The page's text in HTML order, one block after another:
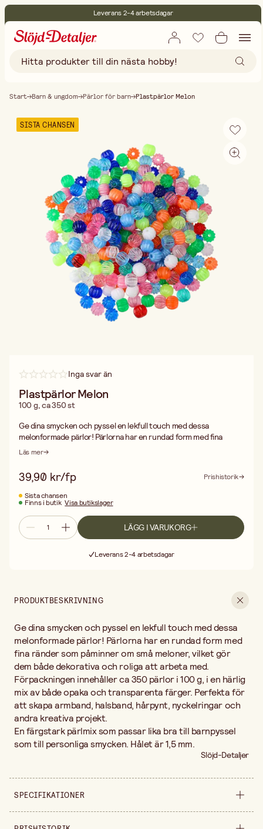
Leverans 2-4 arbetsdagar
Fri frakt vid köp över 499:-
Start Barn & ungdom Pärlor för barn Plastpärlor Melon
SISTA CHANSEN
Inga svar än
Plastpärlor Melon
100 g, ca 350 st
Ge dina smycken och pyssel en lekfull touch med dessa
melonformade pärlor! Pärlorna har en rundad form med fina
ränder som påminner om små meloner, vilket gör dem både
Förpackningen innehåller ca 350 pärlor i 100 g, i en härlig mix av
både opaka och transparenta färger. Perfekta för att skapa
armband, halsband, hårpynt, nyckelringar och andra kreativa
projekt.
En färgstark pärlmix som passar lika bra till barnpyssel som till
personliga smycken. Hålet är 1,5 mm.
Läs mer
39,90 kr/fp
Prishistorik
Sista chansen
Finns i butik Visa butikslager
LÄGG I VARUKORG
Leverans 2-4 arbetsdagar
PRODUKTBESKRIVNING
Ge dina smycken och pyssel en lekfull touch med dessa
melonformade pärlor! Pärlorna har en rundad form med
fina ränder som påminner om små meloner, vilket gör
dem både dekorativa och roliga att arbeta med.
Förpackningen innehåller ca 350 pärlor i 100 g, i en härlig
mix av både opaka och transparenta färger. Perfekta för
att skapa armband, halsband, hårpynt, nyckelringar och
andra kreativa projekt.
En färgstark pärlmix som passar lika bra till barnpyssel
som till personliga smycken. Hålet är 1,5 mm.
Slöjd-Detaljer
SPECIFIKATIONER